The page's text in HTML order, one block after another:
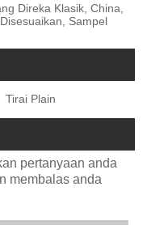
Direka Klasik, China,
Sampel
Tirai Plain
pertanyaan anda
membalas anda